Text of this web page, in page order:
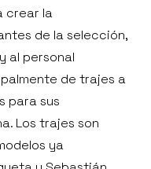
crear la
de la selección,
al personal
de trajes a
para sus
Los trajes son
ya